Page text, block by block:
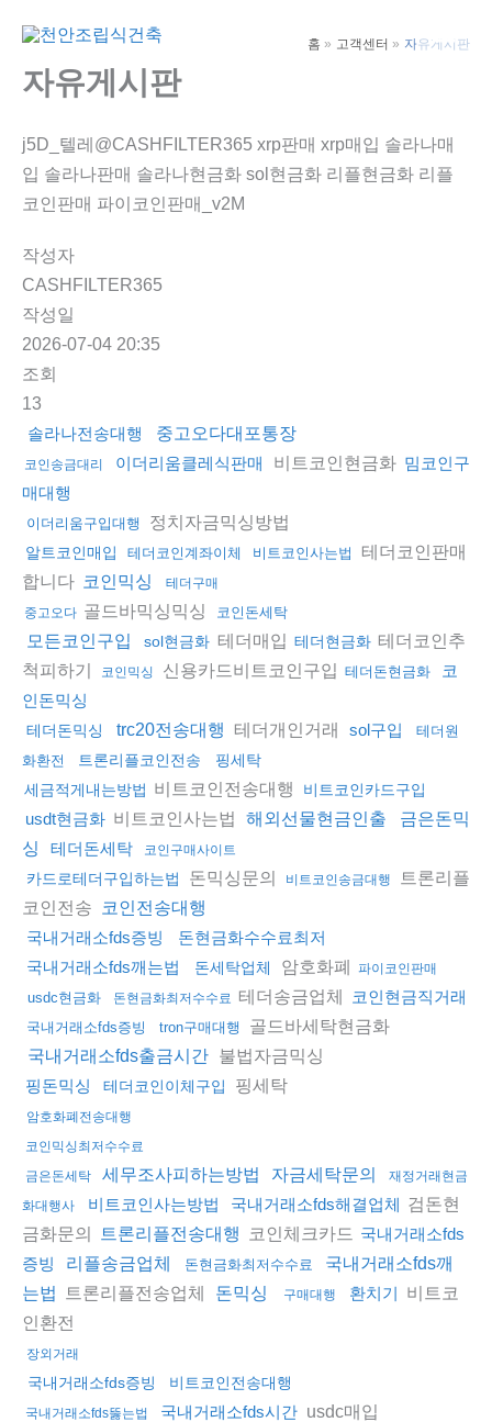
Main
홈 고객센터 자유게시판
자유게시판
j5D_텔레@CASHFILTER365 xrp판매 xrp매입 솔라나매
입 솔라나판매 솔라나현금화 sol현금화 리플현금화 리플
코인판매 파이코인판매_v2M
작성자
CASHFILTER365
작성일
2026-07-04 20:35
조회
13
솔라나전송대행 중고오다대포통장
코인송금대리 이더리움클레식판매 비트코인현금화 밈코인구
매대행
이더리움구입대행 정치자금믹싱방법
알트코인매입 테더코인계좌이체 비트코인사는법
테더코인판매
합니다 코인믹싱
테더구매
중고오다 골드바믹싱믹싱 코인돈세탁
모든코인구입 sol현금화 테더매입 테더현금화 테더코인추
척피하기
코인믹싱 신용카드비트코인구입 테더돈현금화
코
인돈믹싱
테더돈믹싱 trc20전송대행 테더개인거래 sol구입
테더원
화환전
트론리플코인전송
핑세탁
세금적게내는방법 비트코인전송대행 비트코인카드구입
usdt현금화 비트코인사는법 해외선물현금인출
금은돈믹
싱
테더돈세탁 코인구매사이트
카드로테더구입하는법 돈믹싱문의 비트코인송금대행
트론리플
코인전송
코인전송대행
국내거래소fds증빙
돈현금화수수료최저
국내거래소fds깨는법
돈세탁업체 암호화폐 파이코인판매
usdc현금화 돈현금화최저수수료 테더송금업체 코인현금직거래
국내거래소fds증빙 tron구매대행 골드바세탁현금화
국내거래소fds출금시간 불법자금믹싱
핑돈믹싱 테더코인이체구입 핑세탁
암호화폐전송대행
코인믹싱최저수수료
금은돈세탁
세무조사피하는방법 자금세탁문의
재정거래현금
화대행사
비트코인사는방법 국내거래소fds해결업체 검돈현
금화문의
트론리플전송대행 코인체크카드 국내거래소fds
증빙
리플송금업체 돈현금화최저수수료
국내거래소fds깨
는법
트론리플전송업체 돈믹싱 구매대행 환치기 비트코
인환전
장외거래
국내거래소fds증빙 비트코인전송대행
국내거래소fds뚫는법 국내거래소fds시간 usdc매입